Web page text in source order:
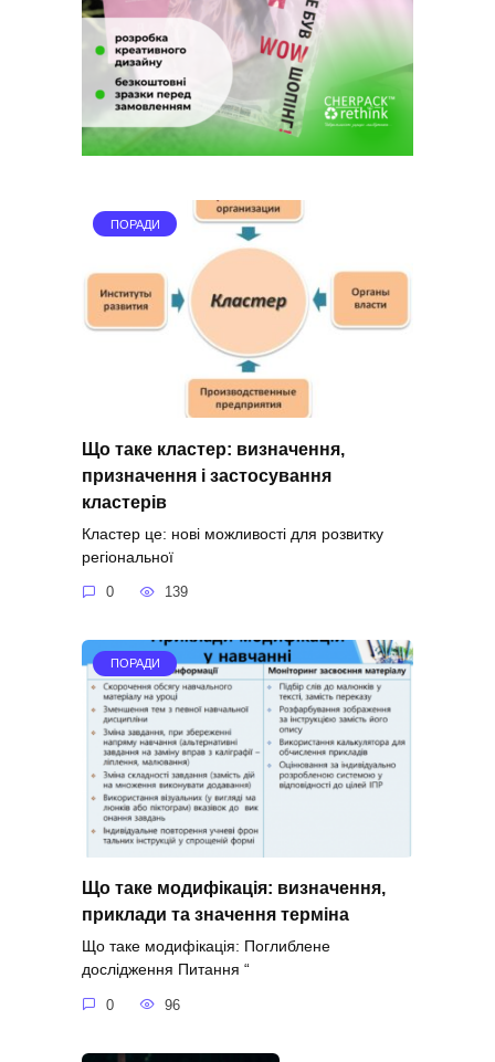
ПОРАДИ
Що таке кластер: визначення,
призначення і застосування
кластерів
Кластер це: нові можливості для розвитку
регіональної
0 139
ПОРАДИ
Що таке модифікація: визначення,
приклади та значення терміна
Що таке модифікація: Поглиблене
дослідження Питання “
0 96